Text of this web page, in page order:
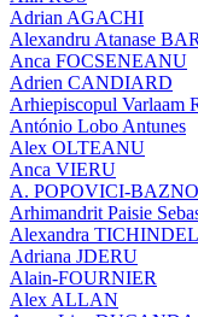
Adrian AGACHI
Alexandru Atanase
Anca FOCSENEANU
Adrien CANDIARD
Arhiepiscopul Varlaam
António Lobo Antunes
Alex OLTEANU
Anca VIERU
A. POPOVICI-
Arhimandrit Paisie
Alexandra
Adriana JDERU
Alain-FOURNIER
Alex ALLAN